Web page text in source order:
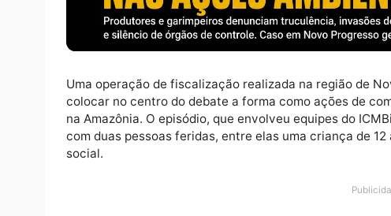
colocar no centro do debate a forma como